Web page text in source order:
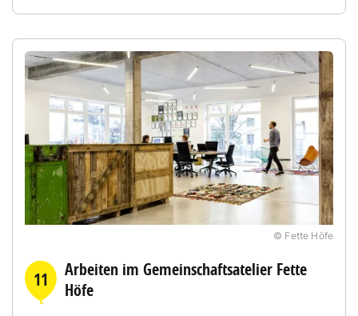
© Fette Höfe
11
Arbeiten im Gemeinschaftsatelier Fette
Höfe